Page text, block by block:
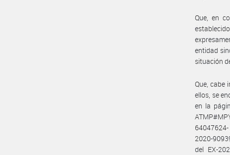
Que, en
entidad
situación
Que, cabe
ellos, se
en la
2020-
del EX-